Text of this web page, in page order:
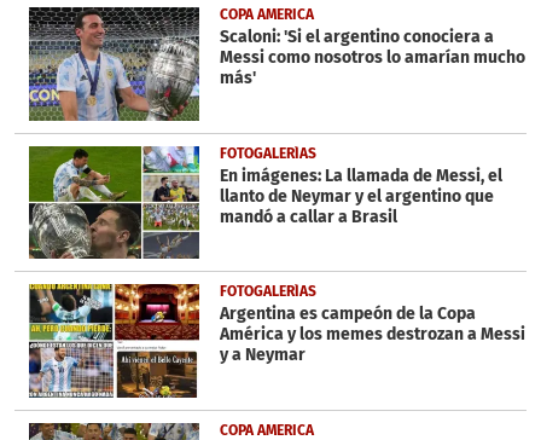
COPA AMERICA
Scaloni: 'Si el argentino conociera a
Messi como nosotros lo amarían mucho
más'
FOTOGALERÍAS
En imágenes: La llamada de Messi, el
llanto de Neymar y el argentino que
mandó a callar a Brasil
FOTOGALERÍAS
Argentina es campeón de la Copa
América y los memes destrozan a Messi
y a Neymar
COPA AMERICA